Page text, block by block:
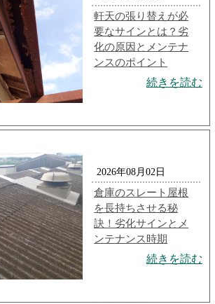
軒天の張り替えが必
要なサインとは？劣
化の原因とメンテナ
ンスのポイント
続きを読む
2026年08月02日
倉庫のスレート屋根
を長持ちさせる秘
訣！劣化サインとメ
ンテナンス時期
続きを読む